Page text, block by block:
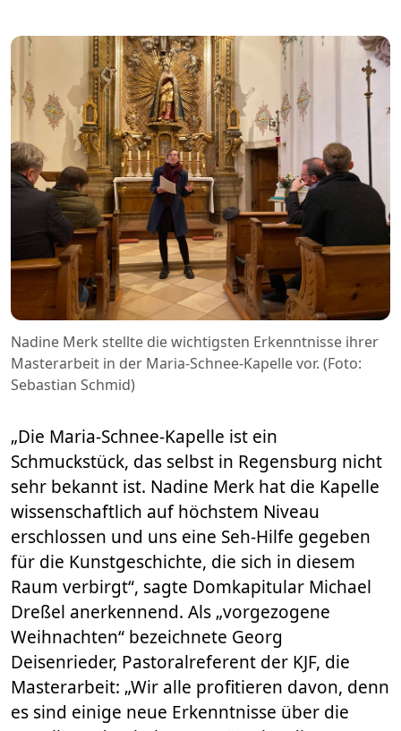
Nadine Merk stellte die wichtigsten Erkenntnisse ihrer
Masterarbeit in der Maria-Schnee-Kapelle vor. (Foto:
Sebastian Schmid)
„Die Maria-Schnee-Kapelle ist ein
Schmuckstück, das selbst in Regensburg nicht
sehr bekannt ist. Nadine Merk hat die Kapelle
wissenschaftlich auf höchstem Niveau
erschlossen und uns eine Seh-Hilfe gegeben
für die Kunstgeschichte, die sich in diesem
Raum verbirgt“, sagte Domkapitular Michael
Dreßel anerkennend. Als „vorgezogene
Weihnachten“ bezeichnete Georg
Deisenrieder, Pastoralreferent der KJF, die
Masterarbeit: „Wir alle profitieren davon, denn
es sind einige neue Erkenntnisse über die